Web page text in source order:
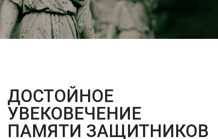
ДОСТОЙНОЕ
УВЕКОВЕЧЕНИЕ
ПАМЯТИ ЗАЩИТНИКОВ